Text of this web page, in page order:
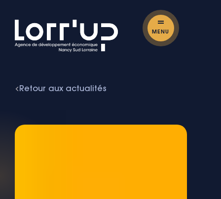
MENU
Retour aux actualités